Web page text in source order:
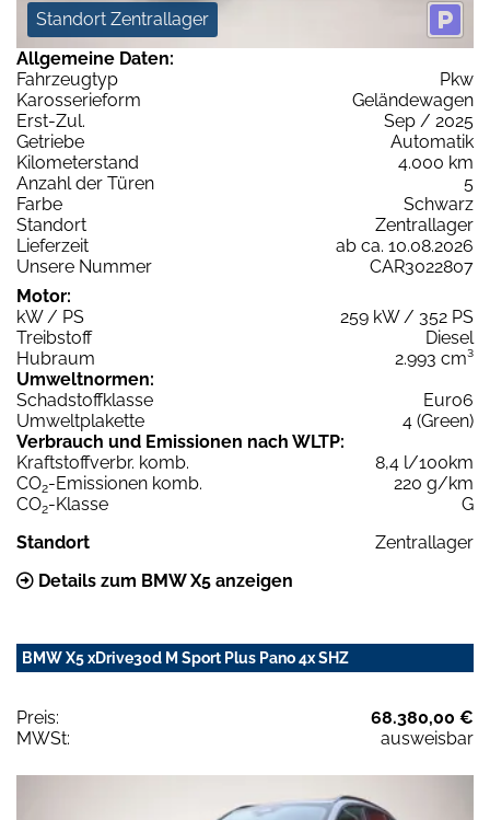
Standort Zentrallager
Allgemeine Daten:
Fahrzeugtyp
Pkw
Karosserieform
Geländewagen
Erst-Zul.
Sep / 2025
Getriebe
Automatik
Kilometerstand
4.000 km
Anzahl der Türen
5
Farbe
Schwarz
Standort
Zentrallager
Lieferzeit
ab ca. 10.08.2026
Unsere Nummer
CAR3022807
Motor:
kW / PS
259 kW / 352 PS
Treibstoff
Diesel
Hubraum
2.993 cm³
Umweltnormen:
Schadstoffklasse
Euro6
Umweltplakette
4 (Green)
Verbrauch und Emissionen nach WLTP:
Kraftstoffverbr. komb.
8,4 l/100km
CO2-Emissionen komb.
220 g/km
CO2-Klasse
G
Standort
Zentrallager
Details zum BMW X5 anzeigen
BMW X5 xDrive30d M Sport Plus Pano 4x SHZ
Preis:
68.380,00 €
MWSt:
ausweisbar